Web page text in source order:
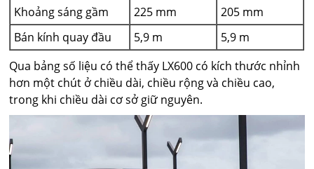
Khoảng sáng gầm 225 mm
205 mm
Bán kính quay đầu
5,9 m
5,9 m
Qua bảng số liệu có thể thấy LX600 có kích thước nhỉnh
hơn một chút ở chiều dài, chiều rộng và chiều cao,
trong khi chiều dài cơ sở giữ nguyên.